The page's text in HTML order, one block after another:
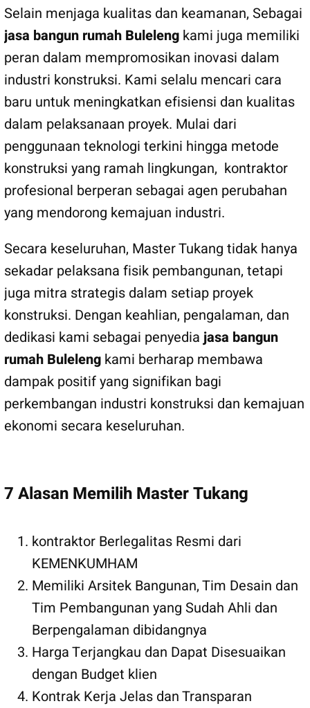
Selain menjaga kualitas dan keamanan, Sebagai
jasa bangun rumah Buleleng kami juga memiliki
peran dalam mempromosikan inovasi dalam
industri konstruksi. Kami selalu mencari cara
baru untuk meningkatkan efisiensi dan kualitas
dalam pelaksanaan proyek. Mulai dari
penggunaan teknologi terkini hingga metode
konstruksi yang ramah lingkungan, kontraktor
profesional berperan sebagai agen perubahan
yang mendorong kemajuan industri.
Secara keseluruhan, Master Tukang tidak hanya
sekadar pelaksana fisik pembangunan, tetapi
juga mitra strategis dalam setiap proyek
konstruksi. Dengan keahlian, pengalaman, dan
dedikasi kami sebagai penyediajasa bangun
rumah Buleleng kami berharap membawa
dampak positif yang signifikan bagi
perkembangan industri konstruksi dan kemajuan
ekonomi secara keseluruhan.
7 Alasan Memilih Master Tukang
kontraktor Berlegalitas Resmi dari
KEMENKUMHAM
Memiliki Arsitek Bangunan, Tim Desain dan
Tim Pembangunan yang Sudah Ahli dan
Berpengalaman dibidangnya
Harga Terjangkau dan Dapat Disesuaikan
dengan Budget klien
Kontrak Kerja Jelas dan Transparan